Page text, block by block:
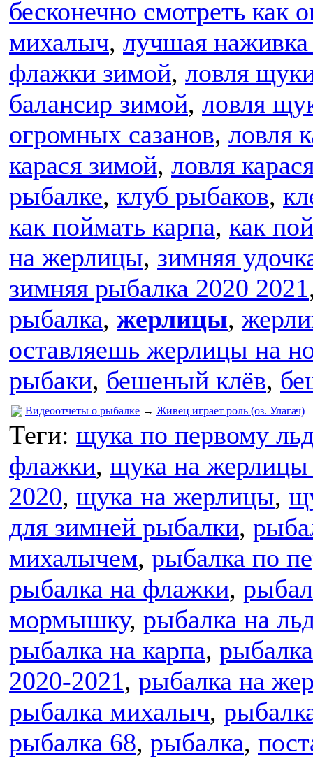
бесконечно смотреть как
михалыч, лучшая наживка
флажки зимой, ловля
балансир зимой, ловля
огромных сазанов, ловля
карася зимой, ловля
рыбалке, клуб рыбаков,
как поймать карпа, как
на жерлицы, зимняя
зимняя рыбалка 2020 2021
рыбалка, жерлицы,
оставляешь жерлицы на
рыбаки, бешеный клёв,
Видеоотчеты о рыбалке → Живец играет роль (оз. Улагач)
Теги: щука по первому
флажки, щука на жерлицы
2020, щука на жерлицы,
для зимней рыбалки,
михалычем, рыбалка по
рыбалка на флажки,
мормышку, рыбалка на
рыбалка на карпа,
2020-2021, рыбалка на
рыбалка михалыч,
рыбалка 68, рыбалка,